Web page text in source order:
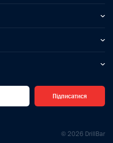
Підписатися
© 2026 DrillBar